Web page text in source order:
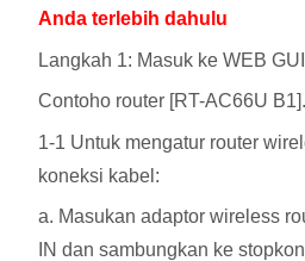
Anda terlebih dahulu
Langkah 1: Masuk ke WEB
Contoho router [RT-AC66U B1].
1-1 Untuk mengatur router
koneksi kabel:
a. Masukan adaptor wireless
IN dan sambungkan ke